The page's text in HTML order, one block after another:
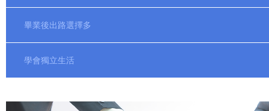
畢業後出路選擇多
學會獨立生活